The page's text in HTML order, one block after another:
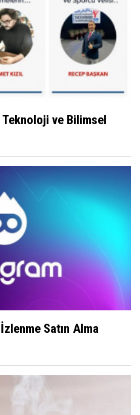
ve Bilimsel
Satın Alma